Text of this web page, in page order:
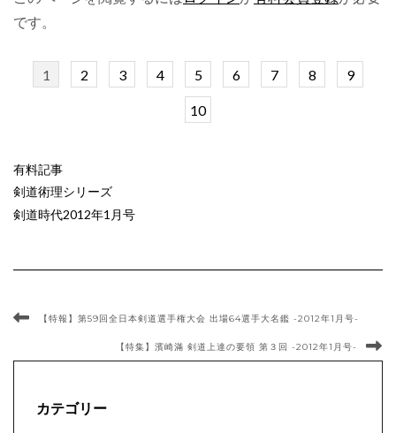
です。
1 2 3 4 5 6 7 8 9
10
有料記事
剣道術理シリーズ
剣道時代2012年1月号
【特報】第59回全日本剣道選手権大会 出場64選手大名鑑 -2012年1月号-
【特集】濱崎滿 剣道上達の要領 第３回 -2012年1月号-
カテゴリー